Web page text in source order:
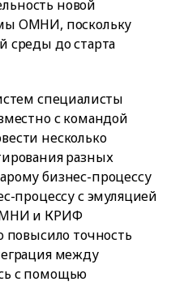
новой
ОМНИ, поскольку
среды до старта
специалисты
с командой
несколько
разных
бизнес-процессу
процессу с эмуляцией
и КРИФ
повысило точность
между
с помощью